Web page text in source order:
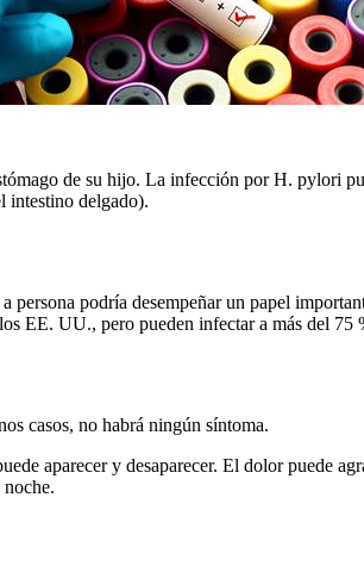
de su hijo. La infección por H. pylori
intestino delgado).
podría desempeñar un papel
EE. UU., pero pueden infectar a más del 75
casos, no habrá ningún síntoma.
aparecer y desaparecer. El dolor puede